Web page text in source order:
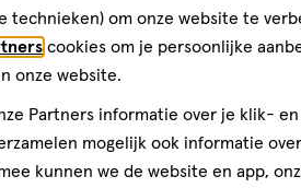
technieken) om onze website te
cookies om je persoonlijke
onze website.
Partners informatie over je klik-
mogelijk ook informatie
kunnen we de website en app,